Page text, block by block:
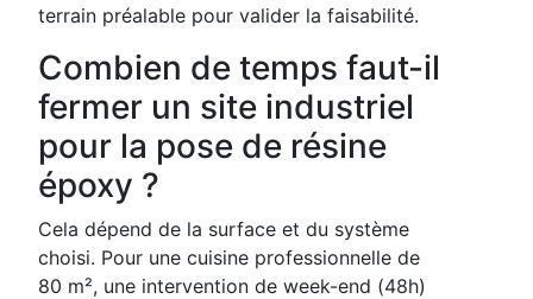
terrain préalable pour valider la faisabilité.
Combien de temps faut-il
fermer un site industriel
pour la pose de résine
époxy ?
Cela dépend de la surface et du système
choisi. Pour une cuisine professionnelle de
80 m², une intervention de week-end (48h)